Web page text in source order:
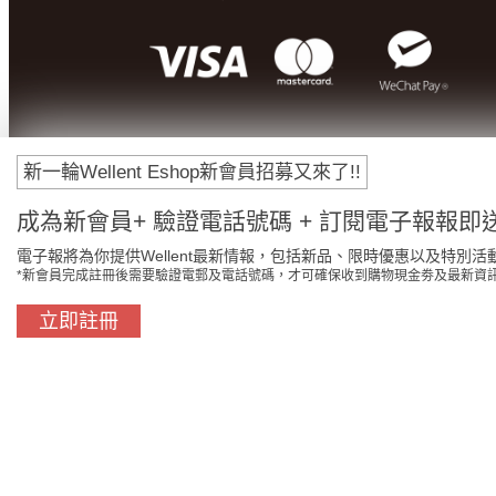
新一輪Wellent Eshop新會員招募又來了!!
成為新會員+ 驗證電話號碼 + 訂閱電子報報即
電子報將為你提供Wellent最新情報，包括新品、限時優惠以及特別活
*新會員完成註冊後需要驗證電郵及電話號碼，才可確保收到購物現金劵及最新資
立即註冊